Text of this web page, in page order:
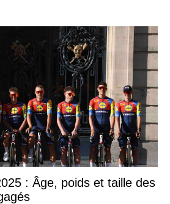
: Âge, poids et taille des